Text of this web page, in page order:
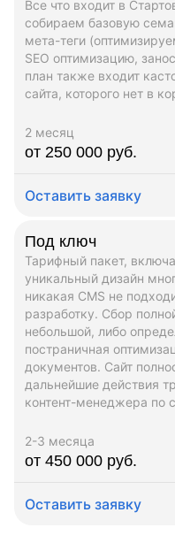
Все что входит в
собираем базовую
мета-теги
SEO оптимизацию,
план также входит
сайта, которого нет в
2 месяц
от 250 000 руб.
Оставить заявку
Под ключ
Тарифный пакет,
уникальный дизайн
никакая CMS не
разработку. Сбор
небольшой, либо
постраничная
документов. Сайт
дальнейшие действия
контент-менеджера по
2-3 месяца
от 450 000 руб.
Оставить заявку